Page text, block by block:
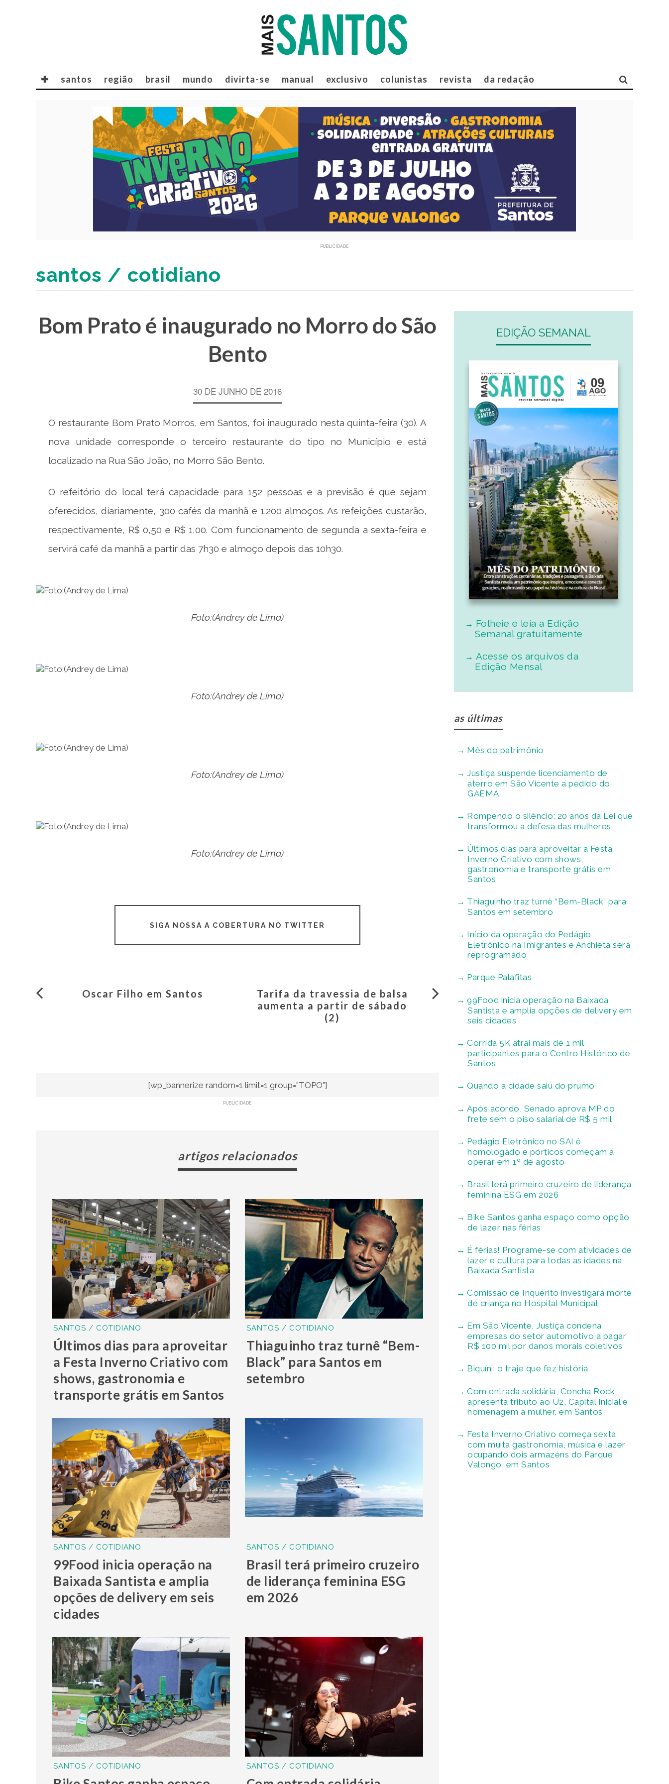
✚ santos região brasil mundo divirta-se manual exclusivo colunistas revista da redação
PUBLICIDADE
santos / cotidiano
Bom Prato é inaugurado no Morro do São
Bento
30 DE JUNHO DE 2016
O restaurante Bom Prato Morros, em Santos, foi inaugurado nesta quinta-feira (30). A
nova unidade corresponde o terceiro restaurante do tipo no Município e está
localizado na Rua São João, no Morro São Bento.
O refeitório do local terá capacidade para 152 pessoas e a previsão é que sejam
oferecidos, diariamente, 300 cafés da manhã e 1.200 almoços. As refeições custarão,
respectivamente, R$ 0,50 e R$ 1,00. Com funcionamento de segunda a sexta-feira e
servirá café da manhã a partir das 7h30 e almoço depois das 10h30.
Foto:(Andrey de Lima)
Foto:(Andrey de Lima)
Foto:(Andrey de Lima)
Foto:(Andrey de Lima)
SIGA NOSSA A COBERTURA NO TWITTER
Oscar Filho em Santos
Tarifa da travessia de balsa
aumenta a partir de sábado
(2)
[wp_bannerize random=1 limit=1 group="TOPO"]
PUBLICIDADE
artigos relacionados
SANTOS / COTIDIANO
Últimos dias para aproveitar
a Festa Inverno Criativo com
shows, gastronomia e
transporte grátis em Santos
SANTOS / COTIDIANO
Thiaguinho traz turnê “Bem-
Black” para Santos em
setembro
SANTOS / COTIDIANO
99Food inicia operação na
Baixada Santista e amplia
opções de delivery em seis
cidades
SANTOS / COTIDIANO
Brasil terá primeiro cruzeiro
de liderança feminina ESG
em 2026
SANTOS / COTIDIANO SANTOS / COTIDIANO
EDIÇÃO SEMANAL
Folheie e leia a Edição
Semanal gratuitamente
Acesse os arquivos da
Edição Mensal
as últimas
Mês do patrimônio
Justiça suspende licenciamento de
aterro em São Vicente a pedido do
GAEMA
Rompendo o silêncio: 20 anos da Lei que
transformou a defesa das mulheres
Últimos dias para aproveitar a Festa
Inverno Criativo com shows,
gastronomia e transporte grátis em
Santos
Thiaguinho traz turnê “Bem-Black” para
Santos em setembro
Início da operação do Pedágio
Eletrônico na Imigrantes e Anchieta será
reprogramado
Parque Palafitas
99Food inicia operação na Baixada
Santista e amplia opções de delivery em
seis cidades
Corrida 5K atrai mais de 1 mil
participantes para o Centro Histórico de
Santos
Quando a cidade saiu do prumo
Após acordo, Senado aprova MP do
frete sem o piso salarial de R$ 5 mil
Pedágio Eletrônico no SAI é
homologado e pórticos começam a
operar em 1º de agosto
Brasil terá primeiro cruzeiro de liderança
feminina ESG em 2026
Bike Santos ganha espaço como opção
de lazer nas férias
É férias! Programe-se com atividades de
lazer e cultura para todas as idades na
Baixada Santista
Comissão de Inquérito investigará morte
de criança no Hospital Municipal
Em São Vicente, Justiça condena
empresas do setor automotivo a pagar
R$ 100 mil por danos morais coletivos
Biquíni: o traje que fez história
Com entrada solidária, Concha Rock
apresenta tributo ao U2, Capital Inicial e
homenagem a mulher, em Santos
Festa Inverno Criativo começa sexta
com muita gastronomia, música e lazer
ocupando dois armazéns do Parque
Valongo, em Santos